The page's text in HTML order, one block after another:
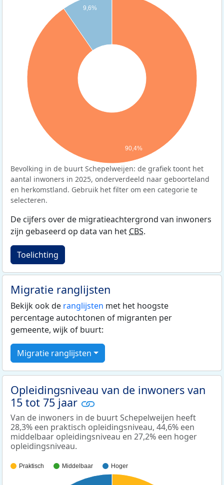
9,6%
90,4%
Bevolking in de buurt Schepelweijen: de grafiek toont het
aantal inwoners in 2025, onderverdeeld naar geboorteland
en herkomstland. Gebruik het filter om een categorie te
selecteren.
De cijfers over de migratieachtergrond van inwoners
zijn gebaseerd op data van het CBS.
Toelichting
Migratie ranglijsten
Bekijk ook de ranglijsten met het hoogste
percentage autochtonen of migranten per
gemeente, wijk of buurt:
Migratie ranglijsten
Opleidingsniveau van de inwoners van
15 tot 75 jaar
Van de inwoners in de buurt Schepelweijen heeft
28,3% een praktisch opleidingsniveau, 44,6% een
middelbaar opleidingsniveau en 27,2% een hoger
opleidingsniveau.
Praktisch Middelbaar Hoger